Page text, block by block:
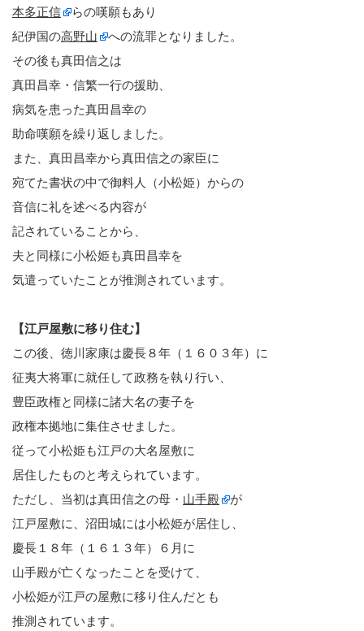
本多正信
らの嘆願もあり
紀伊国の高野山
への流罪となりました。
その後も真田信之は
真田昌幸・信繁一行の援助、
病気を患った真田昌幸の
助命嘆願を繰り返しました。
また、真田昌幸から真田信之の家臣に
宛てた書状の中で御料人（小松姫）からの
音信に礼を述べる内容が
記されていることから、
夫と同様に小松姫も真田昌幸を
気遣っていたことが推測されています。
【江戸屋敷に移り住む】
この後、徳川家康は慶長８年（１６０３年）に
征夷大将軍に就任して政務を執り行い、
豊臣政権と同様に諸大名の妻子を
政権本拠地に集住させました。
従って小松姫も江戸の大名屋敷に
居住したものと考えられています。
ただし、当初は真田信之の母・ 山手殿
が
江戸屋敷に、沼田城には小松姫が居住し、
慶長１８年（１６１３年）６月に
山手殿が亡くなったことを受けて、
小松姫が江戸の屋敷に移り住んだとも
推測されています。